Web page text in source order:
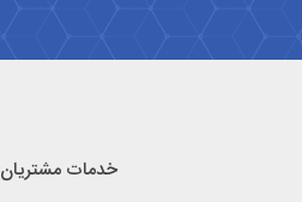
خدمات مشتریان